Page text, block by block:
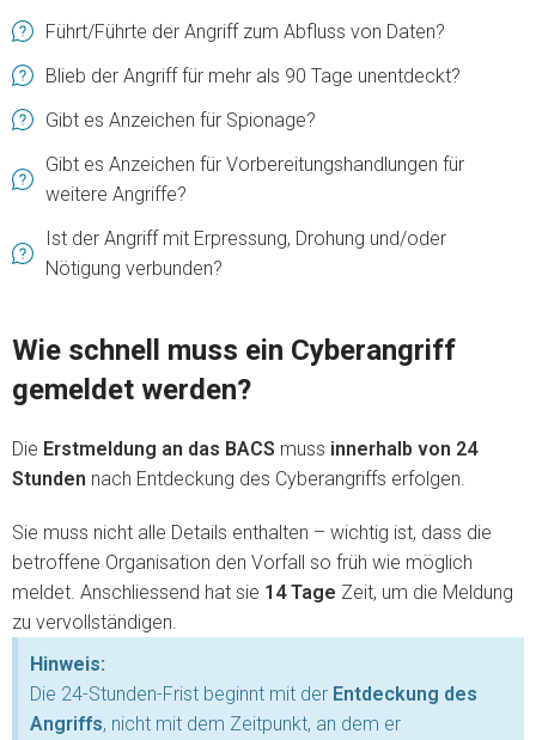
Führt/Führte der Angriff zum Abfluss von Daten?
Blieb der Angriff für mehr als 90 Tage unentdeckt?
Gibt es Anzeichen für Spionage?
Gibt es Anzeichen für Vorbereitungshandlungen für
weitere Angriffe?
Ist der Angriff mit Erpressung, Drohung und/oder
Nötigung verbunden?
Wie schnell muss ein Cyberangriff
gemeldet werden?
Die Erstmeldung an das BACS muss innerhalb von 24
Stunden nach Entdeckung des Cyberangriffs erfolgen.
Sie muss nicht alle Details enthalten – wichtig ist, dass die
betroffene Organisation den Vorfall so früh wie möglich
meldet. Anschliessend hat sie 14 Tage Zeit, um die Meldung
zu vervollständigen.
Hinweis:
Die 24-Stunden-Frist beginnt mit der Entdeckung des
Angriffs, nicht mit dem Zeitpunkt, an dem er